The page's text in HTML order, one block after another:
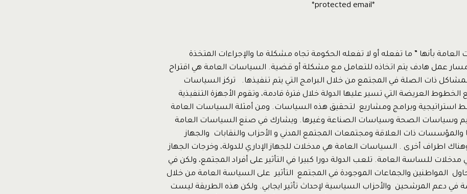
*protected email*
بأنها ” ما تفعله أو لا تفعله الحكومة تجاه مشكلة ما والإجراءات المتخذة
عمل هادف يتم اتخاذه للتعامل مع مشكلة أو قضية. السياسات العامة هي اقتراح
ذات الصلة في المجتمع من خلال البرامج التي يتم تنفيذها. تركز السياسات
العريضة التي تسير عليها الدولة خلال فترة قادمة، وتقوم الأجهزة التنفيذية
استراتيجية وبرامج ومشاريع لتحقيق هذه السياسات. ومن أمثلة السياسات العامة
وسياسات الصحة وسياسات الصناعة وغيرها. ويشارك في صنع السياسات العامة
ذات العلاقة ومجتمعات المجتمع المدني و الأحزاب والنقابات والجهاز
وهناك اطراف أخرى . السياسات العامة هي مدخلات للجهاز الإداري للدولة، وخرجات الجهاز
مدخلات للساسة العامة. تلعب الدولة دورا كبيرا في التأثير على أفراد المجتمع، ولكن في
المواطنين والجماعات الموجودة في المجتمع التأثير على السياسة العامة من خلال
في دعم المرشحين والأحزاب السياسية لإحداث تأثير ايجابي. ولكن هذه الطريقة ليست